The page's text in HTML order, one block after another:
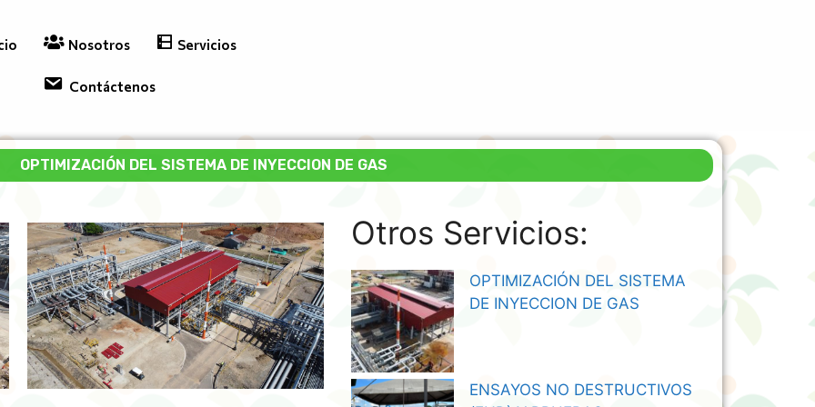
Nosotros Servicios
Contáctenos
OPTIMIZACIÓN DEL SISTEMA DE INYECCION DE GAS
Otros Servicios:
OPTIMIZACIÓN DEL SISTEMA
DE INYECCION DE GAS
ENSAYOS NO DESTRUCTIVOS